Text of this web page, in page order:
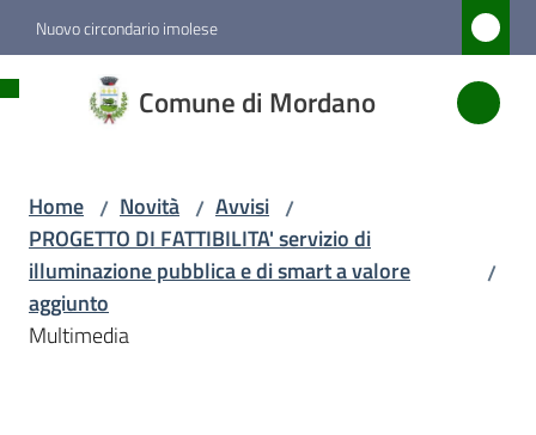
Vai al contenuto
Vai alla navigazione
Vai al footer
Nuovo circondario imolese
Comune di Mordano
di
Amministrazione
Novità
Home / Novità / Avvisi /
PROGETTO DI FATTIBILITA' servizio di
illuminazione pubblica e di smart a valore
aggiunto
/
Multimedia